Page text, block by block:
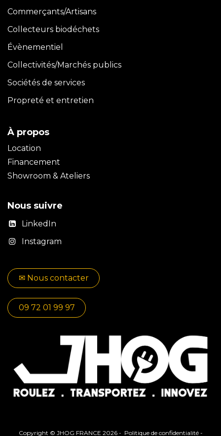
Commerçants/Artisans
Collecteurs biodéchets
Évènementiel
Collectivités/Marchés publics
Sociétés de services
Propreté et entretien
À propos
Location
Financement
Showroom & Ateliers
Nous suivre
LinkedIn
Instagram
✉​​ No​​​​us contacter
09 72 01 99 97
Copyright © JHOG FRANCE 2026 - Politique de confidentialité-